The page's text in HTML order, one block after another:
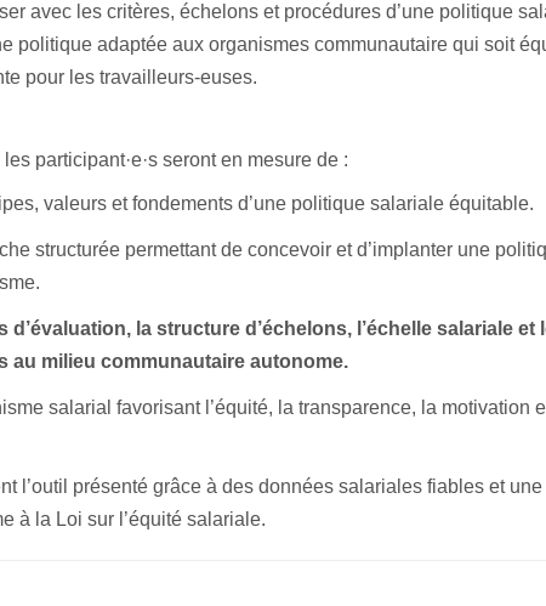
avec les critères, échelons et procédures d’une politique
politique adaptée aux organismes communautaire qui soit
pour les travailleurs-euses.
participant·e·s seront en mesure de :
valeurs et fondements d’une politique salariale équitable.
structurée permettant de concevoir et d’implanter une
d’évaluation, la structure d’échelons, l’échelle salariale et
au milieu communautaire autonome.
salarial favorisant l’équité, la transparence, la motivation
l’outil présenté grâce à des données salariales fiables et une
à la Loi sur l’équité salariale.